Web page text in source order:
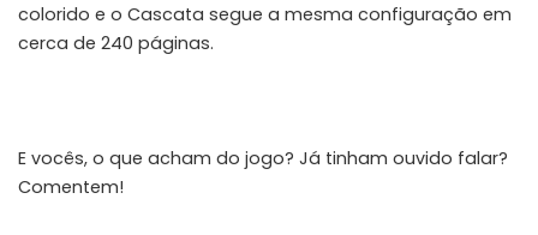
colorido e o Cascata segue a mesma configuração em
cerca de 240 páginas.
E vocês, o que acham do jogo? Já tinham ouvido falar?
Comentem!